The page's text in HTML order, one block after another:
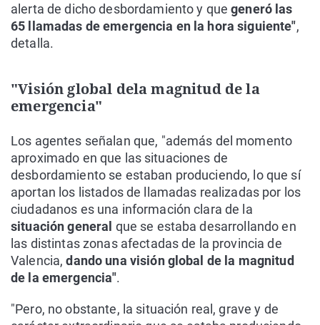
alerta de dicho desbordamiento y quegeneró las
65 llamadas de emergencia en la hora siguiente",
detalla.
"Visión global dela magnitud de la
emergencia"
Los agentes señalan que, "además del momento
aproximado en que las situaciones de
desbordamiento se estaban produciendo, lo que sí
aportan los listados de llamadas realizadas por los
ciudadanos es una información clara de la
situación general que se estaba desarrollando en
las distintas zonas afectadas de la provincia de
Valencia,dando una visión global de la magnitud
de la emergencia".
"Pero, no obstante, la situación real, grave y de